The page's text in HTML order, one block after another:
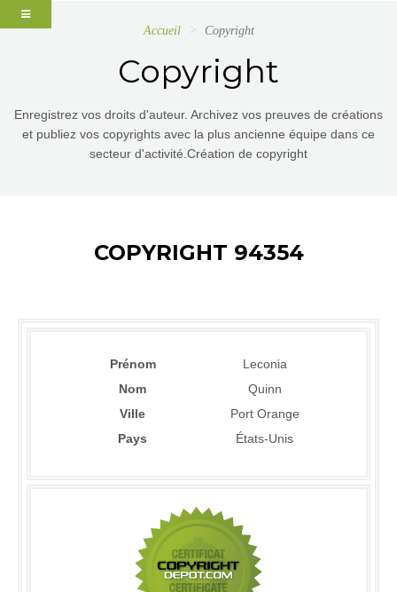
Accueil Copyright
Copyright
Enregistrez vos droits d'auteur. Archivez vos preuves de créations
et publiez vos copyrights avec la plus ancienne équipe dans ce
secteur d'activité.Création de copyright
COPYRIGHT 94354
Prénom
Leconia
Nom
Quinn
Ville
Port Orange
Pays
États-Unis